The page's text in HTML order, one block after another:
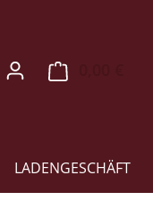
LADENGESCHÄFT